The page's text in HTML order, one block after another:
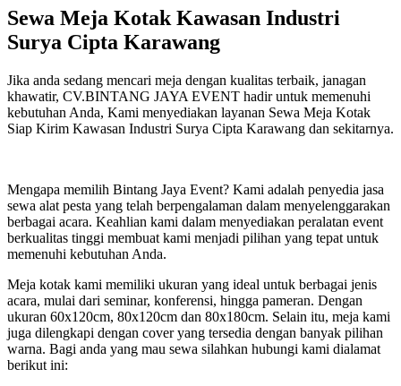
Sewa Meja Kotak Kawasan Industri
Surya Cipta Karawang
Jika anda sedang mencari meja dengan kualitas terbaik, janagan
khawatir, CV.BINTANG JAYA EVENT hadir untuk memenuhi
kebutuhan Anda, Kami menyediakan layanan Sewa Meja Kotak
Siap Kirim Kawasan Industri Surya Cipta Karawang dan sekitarnya.
Mengapa memilih Bintang Jaya Event? Kami adalah penyedia jasa
sewa alat pesta yang telah berpengalaman dalam menyelenggarakan
berbagai acara. Keahlian kami dalam menyediakan peralatan event
berkualitas tinggi membuat kami menjadi pilihan yang tepat untuk
memenuhi kebutuhan Anda.
Meja kotak kami memiliki ukuran yang ideal untuk berbagai jenis
acara, mulai dari seminar, konferensi, hingga pameran. Dengan
ukuran 60x120cm, 80x120cm dan 80x180cm. Selain itu, meja kami
juga dilengkapi dengan cover yang tersedia dengan banyak pilihan
warna. Bagi anda yang mau sewa silahkan hubungi kami dialamat
berikut ini: